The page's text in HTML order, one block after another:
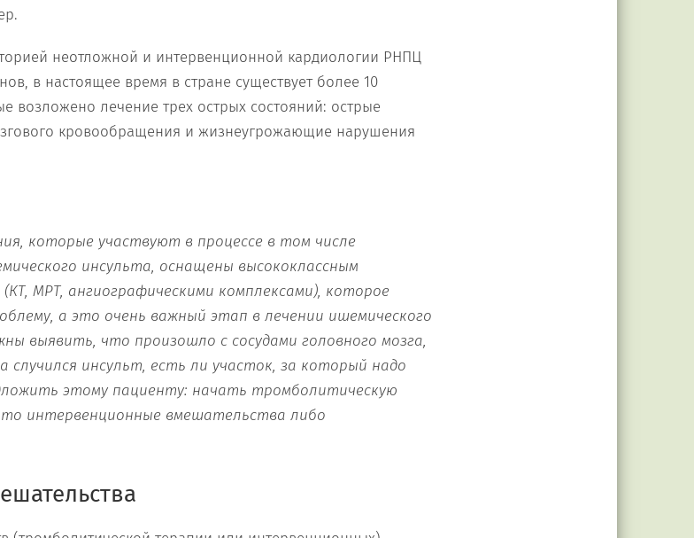
неотложной и интервенционной кардиологии РНПЦ
в настоящее время в стране существует более 10
возложено лечение трех острых состояний: острые
кровообращения и жизнеугрожающие нарушения
которые участвуют в процессе в том числе
инсульта, оснащены высококлассным
МРТ, ангиографическими комплексами), которое
а это очень важный этап в лечении ишемического
выявить, что произошло с сосудами головного мозга,
случился инсульт, есть ли участок, за который надо
этому пациенту: начать тромболитическую
интервенционные вмешательства либо